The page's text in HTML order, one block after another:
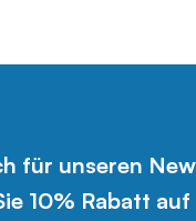
für unseren
10% Rabatt